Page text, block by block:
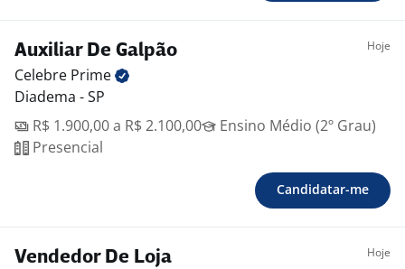
Auxiliar De Galpão Hoje
Celebre Prime
Diadema - SP
R$ 1.900,00 a R$ 2.100,00
Ensino Médio (2º Grau)
Presencial
Candidatar-me
Vendedor De Loja Hoje